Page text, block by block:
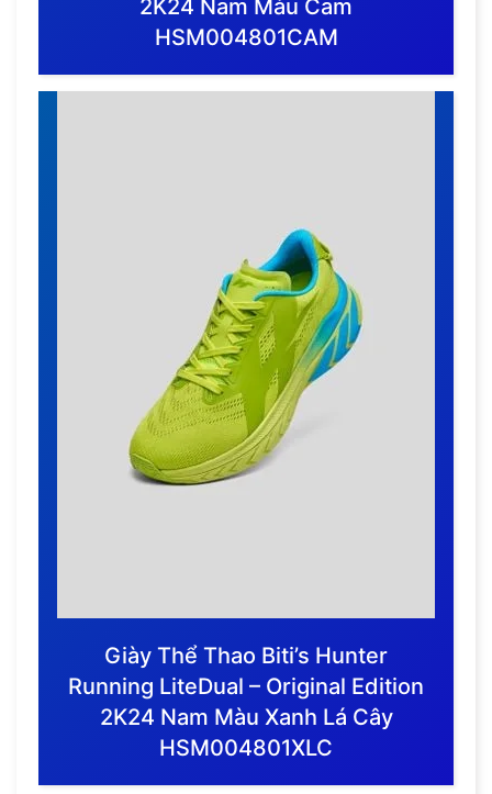
2K24 Nam Màu Cam
HSM004801CAM
Giày Thể Thao Biti’s Hunter
Running LiteDual – Original Edition
2K24 Nam Màu Xanh Lá Cây
HSM004801XLC